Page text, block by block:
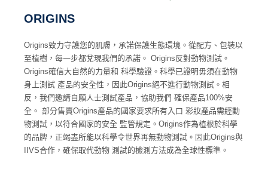
ORIGINS
Origins致力守護您的肌膚，承諾保護生態環境。從配方、包裝以
至植樹，每一步都兌現我們的承諾。 Origins反對動物測試。
Origins確信大自然的力量和 科學驗證。科學已證明毋須在動物
身上測試 產品的安全性，因此Origins絕不進行動物測試。相
反，我們邀請自願人士測試產品，協助我們 確保產品100%安
全。 部分售賣Origins產品的國家要求所有入口 彩妝產品需經動
物測試，以符合國家的安全 監管規定。Origins作為植根於科學
的品牌，正竭盡所能以科學令世界再無動物測試。因此Origins與
IIVS合作，確保取代動物 測試的檢測方法成為全球性標準。